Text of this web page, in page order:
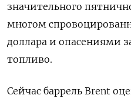
значительного
многом
доллара и опасениями
топливо.
Сейчас баррель Brent